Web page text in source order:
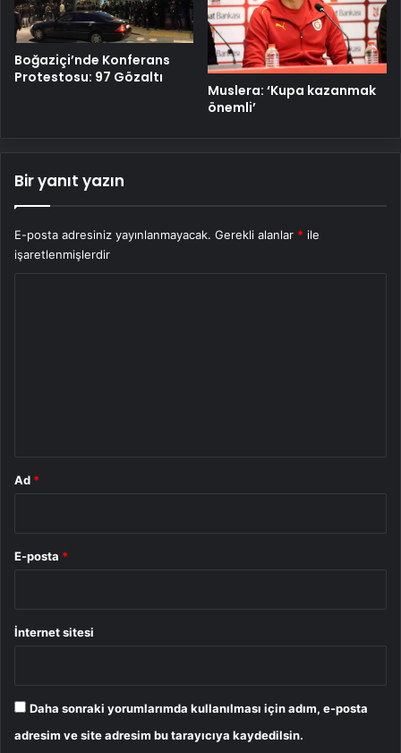
Boğaziçi’nde Konferans
Protestosu: 97 Gözaltı
Muslera: ‘Kupa kazanmak
önemli’
Bir yanıt yazın
E-posta adresiniz yayınlanmayacak. Gerekli alanlar * ile
işaretlenmişlerdir
Ad *
E-posta *
İnternet sitesi
Daha sonraki yorumlarımda kullanılması için adım, e-posta
adresim ve site adresim bu tarayıcıya kaydedilsin.